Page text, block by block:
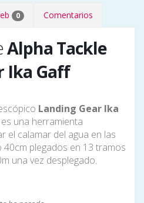
0 Comentarios
Alpha Tackle
Ika Gaff
Landing Gear Ika
es una herramienta
el calamar del agua en las
40cm plegados en 13 tramos
una vez desplegado.